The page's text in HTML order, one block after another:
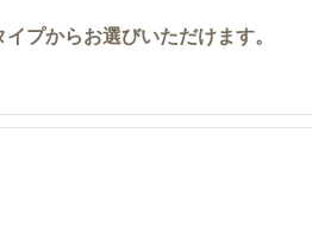
プからお選びいただけます。